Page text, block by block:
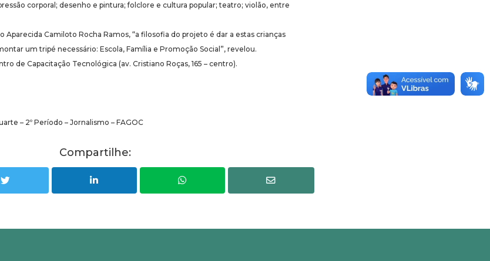
corporal; desenho e pintura; folclore e cultura popular; teatro; violão, entre
Camiloto Rocha Ramos, “a filosofia do projeto é dar a estas crianças
um tripé necessário: Escola, Família e Promoção Social”, revelou.
de Capacitação Tecnológica (av. Cristiano Roças, 165 – centro).
– 2º Período – Jornalismo – FAGOC
Compartilhe: